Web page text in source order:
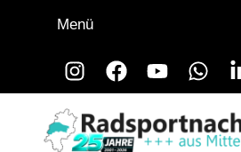
InstagramFacebookYouTube
Menü